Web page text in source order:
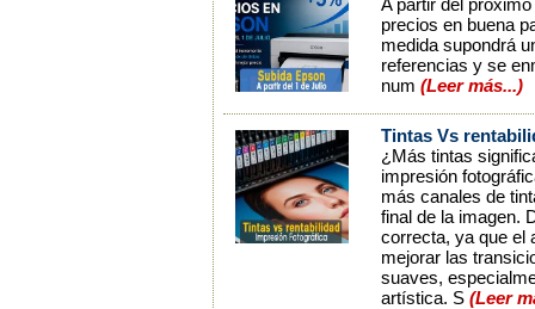
A partir del
precios en buena
medida supondrá
referencias y se
num (Leer más...)
Tintas Vs
¿Más tintas
impresión
más canales de
final de la imagen.
correcta, ya que el
mejorar las
suaves,
artística. S (Leer